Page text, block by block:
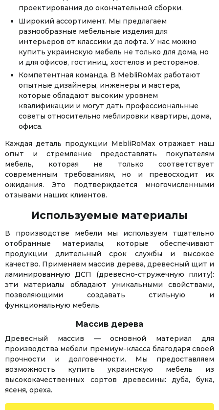
проектирования до окончательной сборки.
Широкий ассортимент. Мы предлагаем
разнообразные мебельные изделия для
интерьеров от классики до лофта. У нас можно
купить украинскую мебель не только для дома, но
и для офисов, гостиниц, хостелов и ресторанов.
Компетентная команда. В MebliRoMax работают
опытные дизайнеры, инженеры и мастера,
которые обладают высоким уровнем
квалификации и могут дать профессиональные
советы относительно меблировки квартиры, дома,
офиса.
Каждая деталь продукции MebliRoMax отражает наш
опыт и стремление предоставлять покупателям
мебель, которая не только соответствует
современным требованиям, но и превосходит их
ожидания. Это подтверждается многочисленными
отзывами наших клиентов.
Используемые материалы
В производстве мебели мы используем тщательно
отобранные материалы, которые обеспечивают
продукции длительный срок службы и высокое
качество. Применяем массив дерева, древесный щит и
ламинированную ДСП (древесно-стружечную плиту):
эти материалы обладают уникальными свойствами,
позволяющими создавать стильную и
функциональную мебель.
Массив дерева
Древесный массив — основной материал для
производства мебели премиум-класса благодаря своей
прочности и долговечности. Мы предоставляем
возможность купить украинскую мебель из
высококачественных сортов древесины: дуба, бука,
ясеня, ореха.